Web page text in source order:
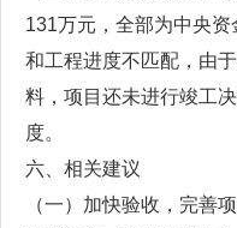
131万元，全部为中央资
和工程进度不匹配，由
料，项目还未进行竣工
度。
六、相关建议
（一）加快验收，完善